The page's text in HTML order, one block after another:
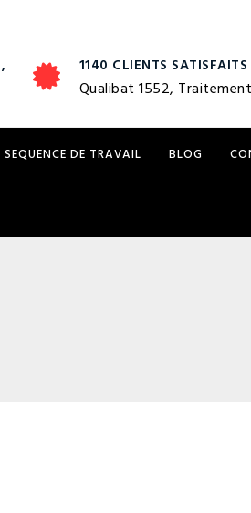
1140 CLIENTS SATISFAITS
Qualibat 1552,
SEQUENCE DE TRAVAIL BLOG